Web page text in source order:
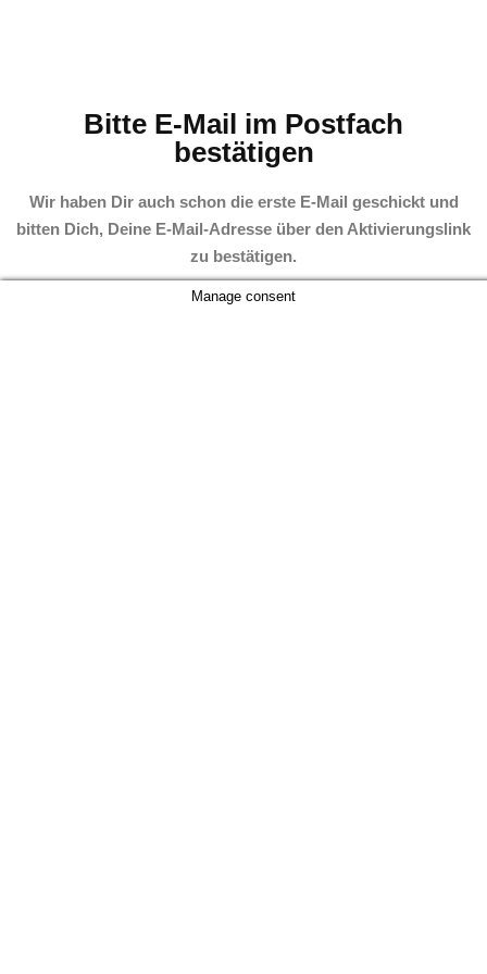
Bitte E-Mail im Postfach
bestätigen
Wir haben Dir auch schon die erste E-Mail geschickt und
bitten Dich, Deine E-Mail-Adresse über den Aktivierungslink
zu bestätigen.
Manage consent